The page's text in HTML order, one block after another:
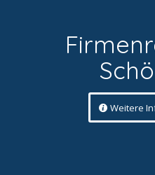
Weitere